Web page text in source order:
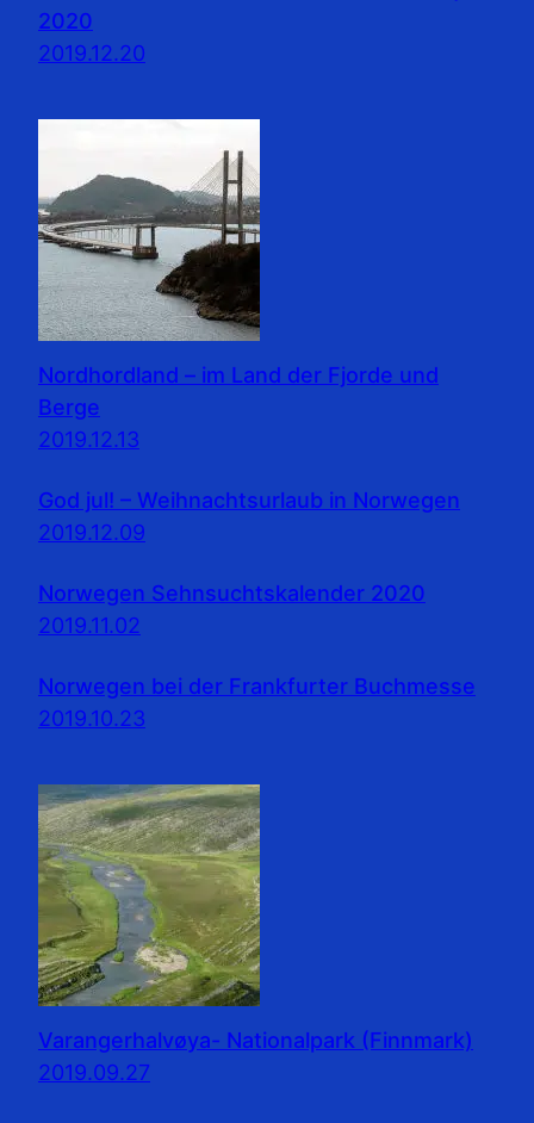
2020
2019.12.20
Nordhordland – im Land der Fjorde und
Berge
2019.12.13
God jul! – Weihnachtsurlaub in Norwegen
2019.12.09
Norwegen Sehnsuchtskalender 2020
2019.11.02
Norwegen bei der Frankfurter Buchmesse
2019.10.23
Varangerhalvøya- Nationalpark (Finnmark)
2019.09.27